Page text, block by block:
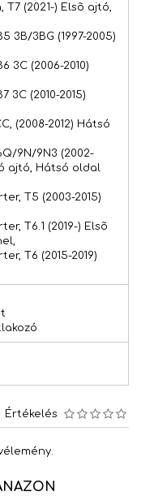
(2021-) Elsõ ajtó,
3B/3BG (1997-2005)
3C (2006-2010)
3C (2010-2015)
(2008-2012) Hátsó
9N/9N3 (2002-
ajtó, Hátsó oldal
T5 (2003-2015)
T6.1 (2019-) Elsõ
T6 (2015-2019)
Értékelés